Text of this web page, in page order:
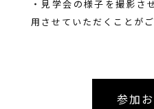
・見学会の様子を撮影さ
用させていただくことがご
参加